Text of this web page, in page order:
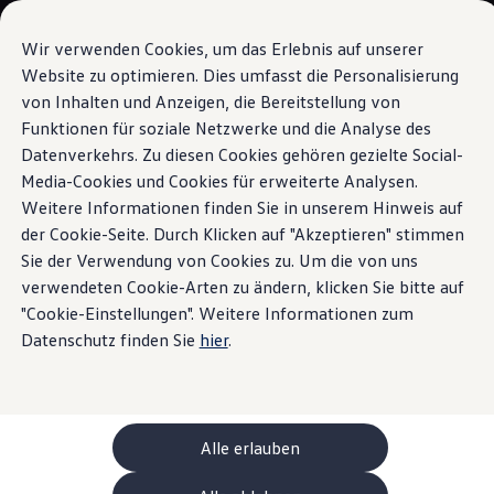
Wir verwenden Cookies, um das Erlebnis auf unserer
Website zu optimieren. Dies umfasst die Personalisierung
von Inhalten und Anzeigen, die Bereitstellung von
Funktionen für soziale Netzwerke und die Analyse des
Datenverkehrs. Zu diesen Cookies gehören gezielte Social-
Media-Cookies und Cookies für erweiterte Analysen.
Weitere Informationen finden Sie in unserem Hinweis auf
der Cookie-Seite. Durch Klicken auf "Akzeptieren" stimmen
Sie der Verwendung von Cookies zu. Um die von uns
verwendeten Cookie-Arten zu ändern, klicken Sie bitte auf
"Cookie-Einstellungen". Weitere Informationen zum
Datenschutz finden Sie hier.
Alle erlauben
Passer
au
contenu
principal
Sauter
au
pied
de
page
Votre configuration
Modèles spéciaux UNITED
Conseil et achat
Offres actuelles
Clients professionnels et gestion de flotte
Véhicules en stock
Occasions
Financement
Calculateur de leasing
Électromobilité
Coûts et financement
Recharge et autonomie
Recharger à domicile
Recharger en déplacement
Simulateur de temps de recharge
Simulateur d’autonomie
ChargeOn
Technologie et batterie
Systèmes d’assistance au stationnement
Aperçu dessystèmes
d’assistance au
stationnement
Les systèmes d’assistance au stationnement suivants sont